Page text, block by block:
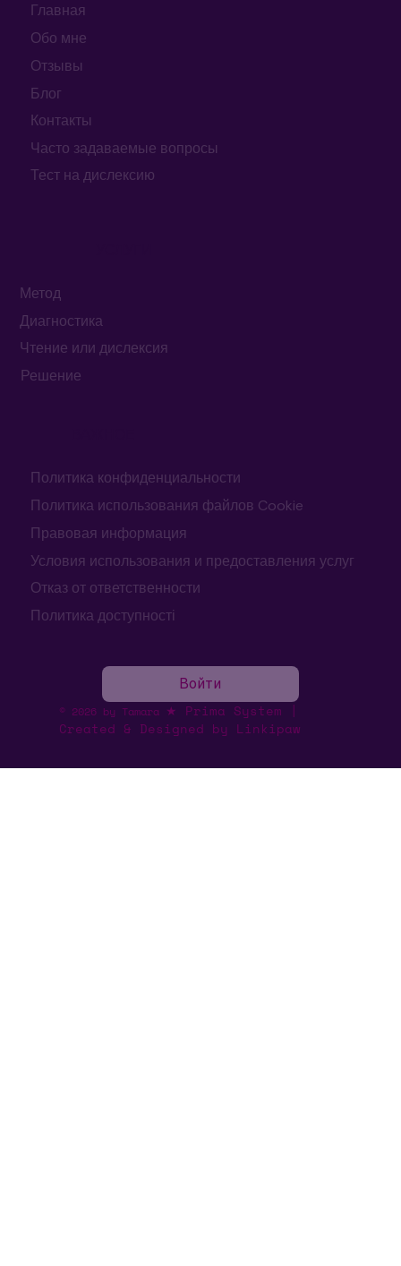
Главная
Обо мне
Отзывы
Блог
Контакты
Часто задаваемые вопросы
Тест на дислексию
Метод
Диагностика
Чтение или дислексия
Решение
Политика конфиденциальности
Политика использования файлов Cookie
Правовая информация
Условия использования и предоставления услуг
Отказ от ответственности
Политика доступності
Войти
© 2026 by Tamara ★ Prima System |
Created & Designed by Linkipaw